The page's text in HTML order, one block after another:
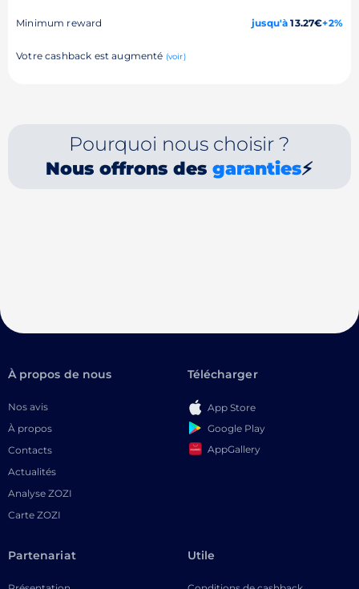
Minimum reward jusqu'à 13.27€+2%
Votre cashback est augmenté (voir)
Pourquoi nous choisir ?
Nous offrons desgaranties⚡
À propos de nous
Nos avis
À propos
Contacts
Actualités
Analyse ZOZI
Carte ZOZI
Télécharger
App Store
Google Play
AppGallery
Partenariat Utile